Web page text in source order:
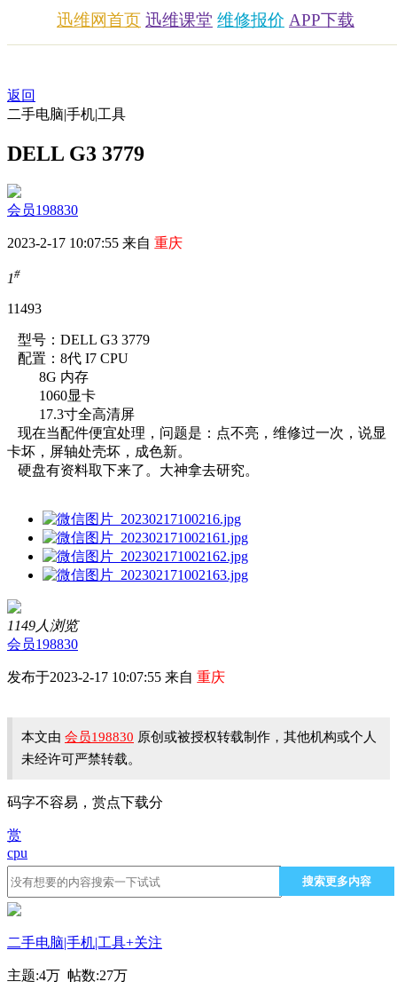
迅维网首页 迅维课堂 维修报价 APP下载
返回
二手电脑|手机|工具
DELL G3 3779
会员198830
2023-2-17 10:07:55 来自 重庆
1#
11493
型号：DELL G3 3779
配置：8代 I7 CPU
8G 内存
1060显卡
17.3寸全高清屏
现在当配件便宜处理，问题是：点不亮，维修过一次，说显
卡坏，屏轴处壳坏，成色新。
硬盘有资料取下来了。大神拿去研究。
1149人浏览
会员198830
发布于2023-2-17 10:07:55 来自 重庆
本文由 会员198830 原创或被授权转载制作，其他机构或个人
未经许可严禁转载。
码字不容易，赏点下载分
赏
cpu
搜索更多内容
二手电脑|手机|工具+关注
主题:4万 帖数:27万